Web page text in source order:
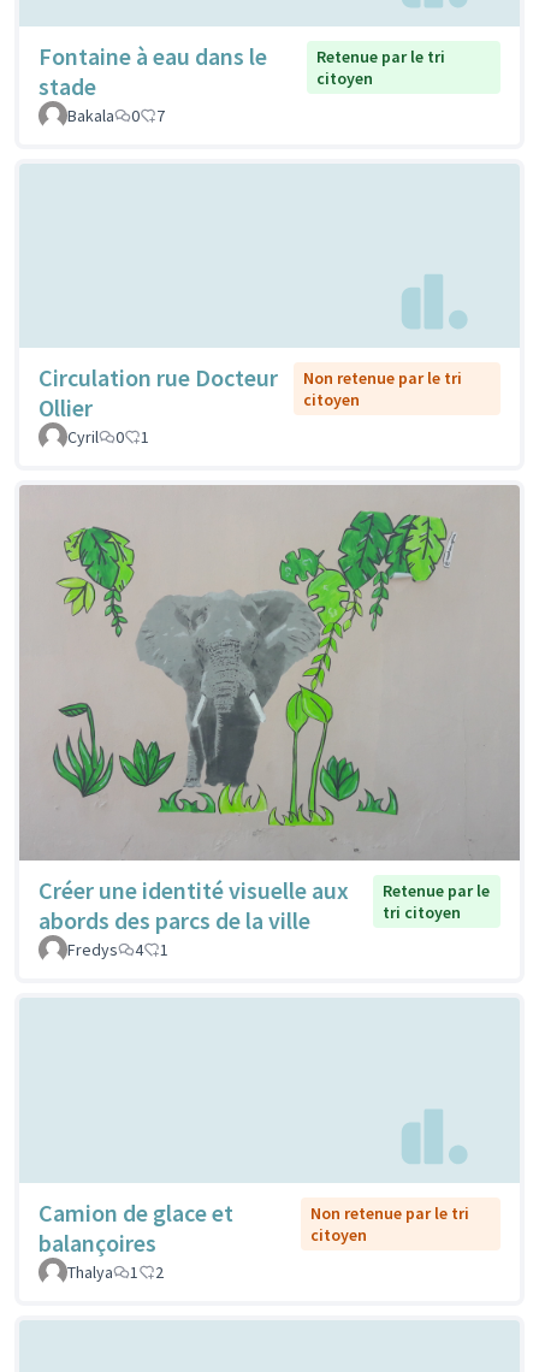
Fontaine à eau dans le
stade
Retenue par le tri
citoyen
Bakala
0 7
Circulation rue Docteur
Ollier
Non retenue par le tri
citoyen
Cyril
0 1
Créer une identité visuelle aux
abords des parcs de la ville
Retenue par le
tri citoyen
Fredys
4 1
Camion de glace et
balançoires
Non retenue par le tri
citoyen
Thalya
1 2